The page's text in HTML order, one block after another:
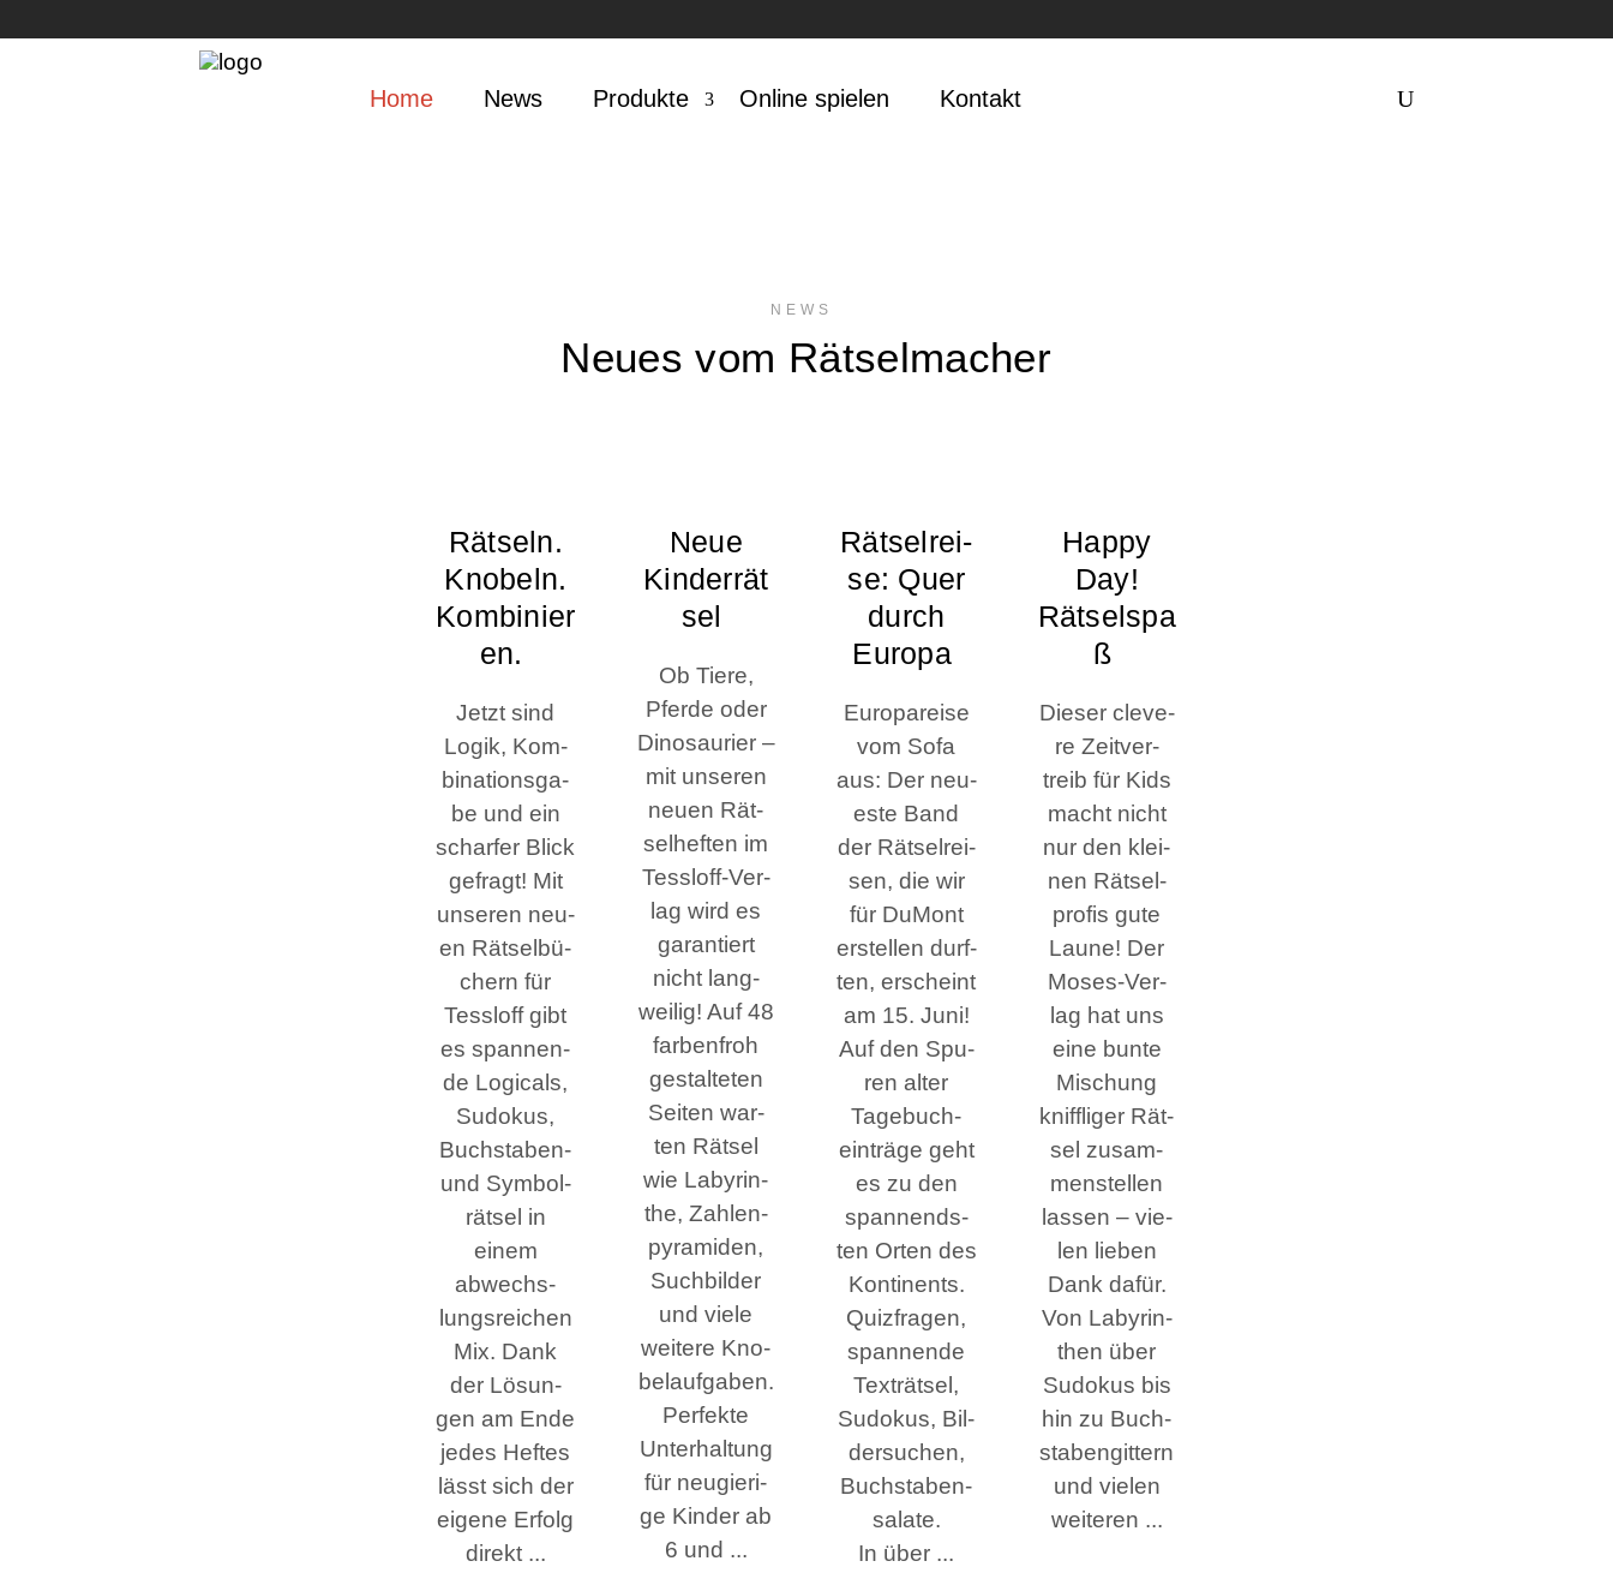
Home News Pro­duk­te Online spie­len Kon­takt
NEWS
Neu­es vom Rätselmacher
Rät­seln.
Kno­beln.
Kombinier
en.
Jetzt sind
Logik, Kom­
bi­na­ti­ons­ga­
be und ein
schar­fer Blick
gefragt! Mit
unse­ren neu­
en Rät­sel­bü­
chern für
Tessloff gibt
es span­nen­
de Logi­cals,
Sudo­kus,
Buch­sta­ben-
und Sym­bol­
rät­sel in
einem
abwechs­
lungs­rei­chen
Mix. Dank
der Lösun­
gen am Ende
jedes Hef­tes
lässt sich der
eige­ne Erfolg
direkt
Neue
Kinderrät
sel
Ob Tie­re,
Pfer­de oder
Dino­sau­ri­er –
mit unse­ren
neu­en Rät­
sel­hef­ten im
Tessloff-Ver­
lag wird es
garan­tiert
nicht lang­
wei­lig! Auf 48
far­ben­froh
gestal­te­ten
Sei­ten war­
ten Rät­sel
wie Laby­rin­
the, Zah­len­
py­ra­mi­den,
Such­bil­der
und vie­le
wei­te­re Kno­
bel­auf­ga­ben.
Per­fek­te
Unter­hal­tung
für neu­gie­ri­
ge Kin­der ab
6 und
Rät­sel­rei­
se: Quer
durch
Europa
Euro­pa­rei­se
vom Sofa
aus: Der neu­
es­te Band
der Rät­sel­rei­
sen, die wir
für DuMont
erstel­len durf­
ten, erscheint
am 15. Juni!
Auf den Spu­
ren alter
Tage­buch­
ein­trä­ge geht
es zu den
span­nends­
ten Orten des
Kon­ti­nents.
Quiz­fra­gen,
span­nen­de
Tex­trät­sel,
Sudo­kus, Bil­
der­su­chen,
Buch­sta­ben­
sa­la­te.
In über
Hap­py
Day!
Rätselspa
ß
Die­ser cle­ve­
re Zeit­ver­
treib für Kids
macht nicht
nur den klei­
nen Rät­sel­
pro­fis gute
Lau­ne! Der
Moses-Ver­
lag hat uns
eine bun­te
Mischung
kniff­li­ger Rät­
sel zusam­
men­stel­len
las­sen – vie­
len lie­ben
Dank dafür.
Von Laby­rin­
then über
Sudo­kus bis
hin zu Buch­
sta­ben­git­tern
und vie­len
weiteren